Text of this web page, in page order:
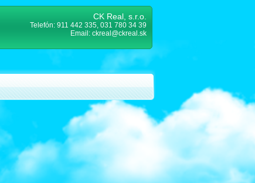
CK Real, s.r.o.
Telefón: 911 442 335, 031 780 34 39
Email: ckreal@ckreal.sk